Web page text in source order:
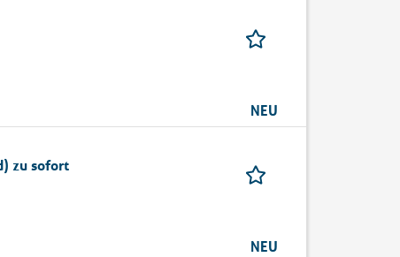
NEU
zu sofort
NEU